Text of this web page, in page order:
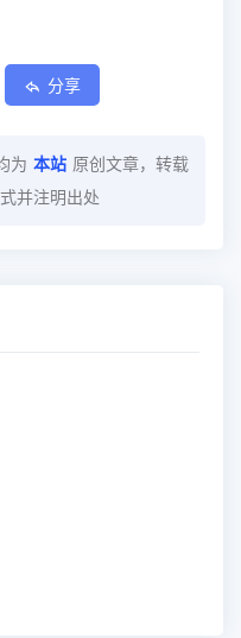
分享
为 本站 原创文章，转载
并注明出处